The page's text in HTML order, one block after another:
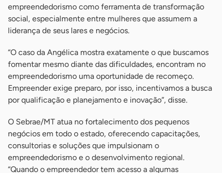
empreendedorismo como ferramenta de transformação
social, especialmente entre mulheres que assumem a
liderança de seus lares e negócios.
“O caso da Angélica mostra exatamente o que buscamos
fomentar mesmo diante das dificuldades, encontram no
empreendedorismo uma oportunidade de recomeço.
Empreender exige preparo, por isso, incentivamos a busca
por qualificação e planejamento e inovação”, disse.
O Sebrae/MT atua no fortalecimento dos pequenos
negócios em todo o estado, oferecendo capacitações,
consultorias e soluções que impulsionam o
empreendedorismo e o desenvolvimento regional.
“Quando o empreendedor tem acesso a algumas